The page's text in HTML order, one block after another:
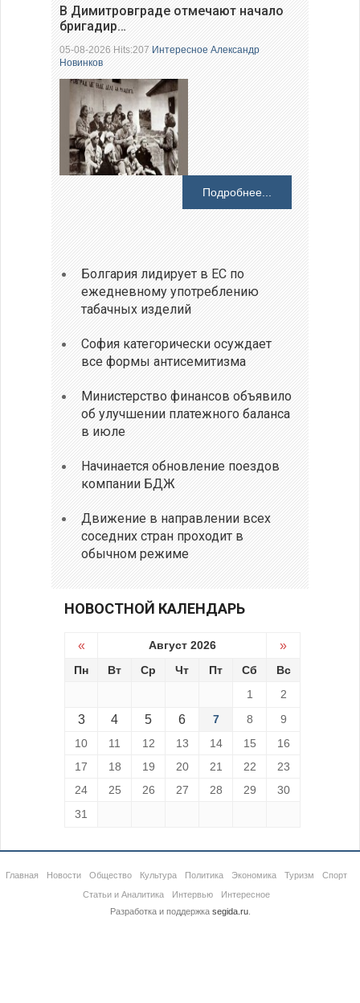
В Димитровграде отмечают начало
бригадир…
05-08-2026 Hits:207Интересное Александр
Новинков
Подробнее...
Болгария лидирует в ЕС по
ежедневному употреблению
табачных изделий
София категорически осуждает
все формы антисемитизма
Министерство финансов объявило
об улучшении платежного баланса
в июле
Начинается обновление поездов
компании БДЖ
Движение в направлении всех
соседних стран проходит в
обычном режиме
НОВОСТНОЙ КАЛЕНДАРЬ
« Август 2026 »
Пн Вт Ср Чт Пт Сб
Вс
1
2
3 4 5 6 7 8
9
10
11 12 13 14 15
16
17
18 19 20 21 22
23
24
25 26 27 28 29
30
31
Главная Новости Общество Культура Политика Экономика Туризм
Спорт
Статьи и Аналитика
Интервью
Интересное
Разработка и поддержка segida.ru.